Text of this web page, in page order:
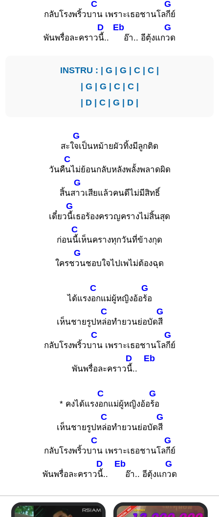
กลับโรงพริ้วบ
C
าน เพราะเธอชานโล
G
กีย์
พันพรื่อละคราว
D
นี้..
Eb
อ๊า.. อีตุ้งแก
G
วด
INSTRU : | G | G | C | C |
| G | G | C| C|
| D | C | G | D |
สะใ
G
จเป็นหม้ายผัวทิ้งมีลูกติด
วันคื
C
นไม่ย้อนกลับหลังพลั้งพลาดผิด
สิ้นส
G
าวเสียแล้วคนดีไม่มีสิทธิ์
เดี๋ยว
G
นี้เธอร้องครวญครางไม่สิ้นสุด
ก่อน
C
นี้เห็นครางทุกวันที่ข้างกุด
ใครช
G
วนชอบใจไปเพไม่ต้องฉุด
ได้แรง
C
อกแม่ผู้หญิงอ้อ
G
ร้อ
เห็นชายรูปห
C
ล่อทำยวนย่อบัด
G
สี
กลับโรงพริ้วบ
C
าน เพราะเธอชานโล
G
กีย์
พันพรื่อละคราว
D
นี้..
Eb
* คงได้แรง
C
อกแม่ผู้หญิงอ้อ
G
ร้อ
เห็นชายรูปห
C
ล่อทำยวนย่อบัด
G
สี
กลับโรงพริ้วบ
C
าน เพราะเธอชานโล
G
กีย์
พันพรื่อละคราว
D
นี้..
Eb
อ๊า.. อีตุ้งแก
G
วด